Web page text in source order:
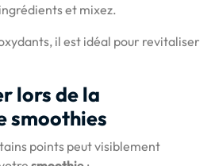
et mixez.
il est idéal pour revitaliser
lors de la
smoothies
points peut visiblement